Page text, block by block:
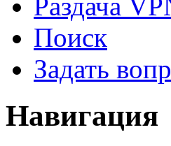
Поиск
Задать
Навигация